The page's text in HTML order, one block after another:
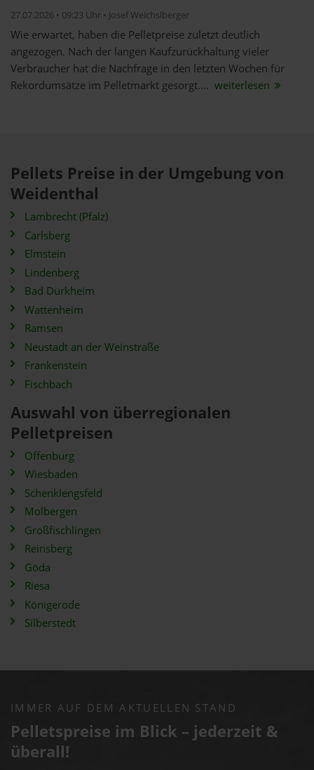
27.07.2026 • 09:23 Uhr • Josef Weichslberger
Wie erwartet, haben die Pelletpreise zuletzt deutlich
angezogen. Nach der langen Kaufzurückhaltung vieler
Verbraucher hat die Nachfrage in den letzten Wochen für
Rekordumsätze im Pelletmarkt gesorgt.... weiterlesen
Pellets Preise in der Umgebung von
Weidenthal
Lambrecht (Pfalz)
Carlsberg
Elmstein
Lindenberg
Bad Dürkheim
Wattenheim
Ramsen
Neustadt an der Weinstraße
Frankenstein
Fischbach
Auswahl von überregionalen
Pelletpreisen
Offenburg
Wiesbaden
Schenklengsfeld
Molbergen
Großfischlingen
Reinsberg
Göda
Riesa
Königerode
Silberstedt
IMMER AUF DEM AKTUELLEN STAND
Pelletspreise im Blick – jederzeit &
überall!